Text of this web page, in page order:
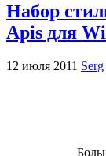
Набор
Apis для
12 июля 2011 Serg